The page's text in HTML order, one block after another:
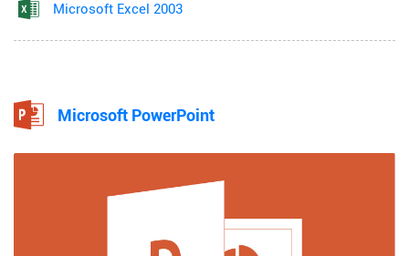
Microsoft Excel 2003
Microsoft PowerPoint